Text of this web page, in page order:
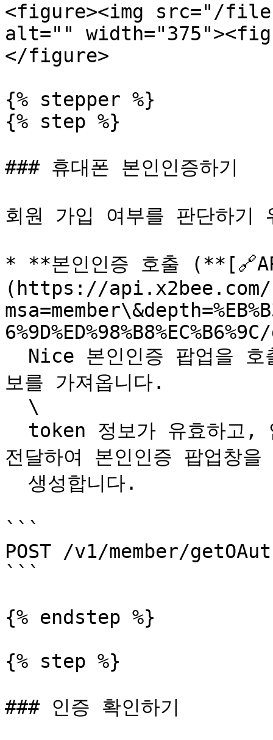
<figure><img src="/files/
alt=""
</figure>
{% stepper %}
{% step %}
### 휴대폰 본인인증하기
회원 가입 여부를 판단하기
* **본인인증 호출
(https://api.x2bee.com/
보를 가져옵니다.
전달하여 본인인증 팝업창
```
POST /v1/member/
```
{% endstep %}
{% step %}
### 인증 확인하기